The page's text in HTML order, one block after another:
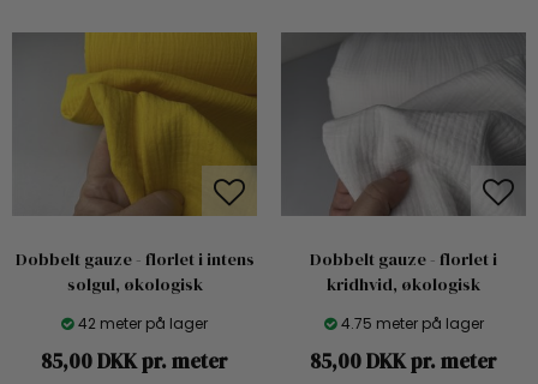
Dobbelt gauze - florlet i intens
solgul, økologisk
42 meter på lager
85,00 DKK pr. meter
Dobbelt gauze - florlet i
kridhvid, økologisk
4.75 meter på lager
85,00 DKK pr. meter